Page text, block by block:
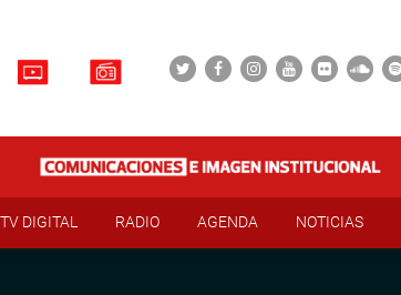
TV DIGITAL RADIO AGENDA NOTICIAS